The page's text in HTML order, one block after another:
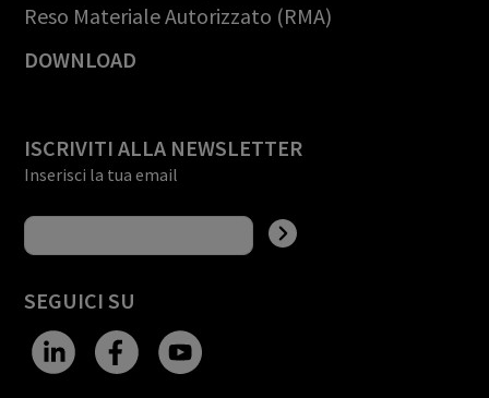
Reso Materiale Autorizzato (RMA)
DOWNLOAD
ISCRIVITI ALLA NEWSLETTER
Inserisci la tua email
SEGUICI SU